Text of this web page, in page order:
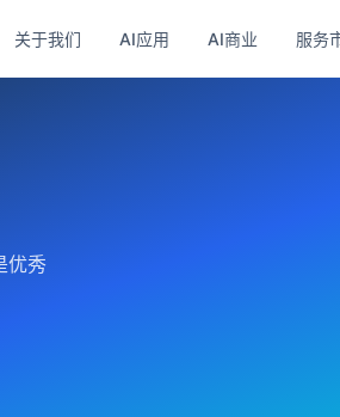
关于我们 AI应用 AI商业 服务
优秀